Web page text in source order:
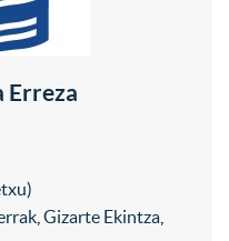
Erreza
Gizarte Ekintza